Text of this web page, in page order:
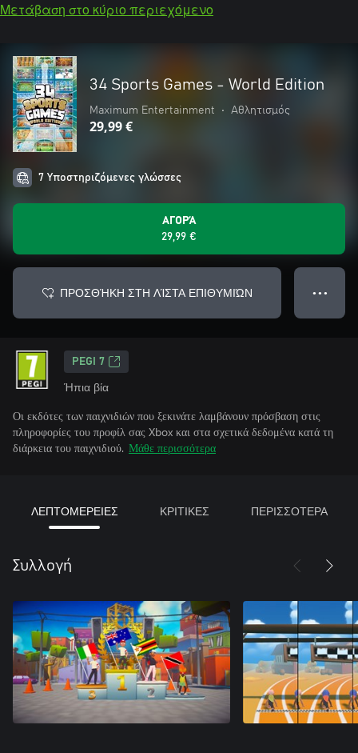
Μετάβαση στο κύριο περιεχόμενο
34 Sports Games - World Edition
Maximum Entertainment • Αθλητισμός
29,99 €
7 Υποστηριζόμενες γλώσσες
ΑΓΟΡΆ
29,99 €
ΠΡΟΣΘΉΚΗ ΣΤΗ ΛΊΣΤΑ ΕΠΙΘΥΜΙΏΝ ● ● ●
PEGI 7
Ήπια βία
Οι εκδότες των παιχνιδιών που ξεκινάτε λαμβάνουν πρόσβαση στις
πληροφορίες του προφίλ σας Xbox και στα σχετικά δεδομένα κατά τη
διάρκεια του παιχνιδιού. Μάθε περισσότερα
ΛΕΠΤΟΜΕΡΕΙΕΣ ΚΡΙΤΙΚΕΣ ΠΕΡΙΣΣΟΤΕΡΑ
Συλλογή